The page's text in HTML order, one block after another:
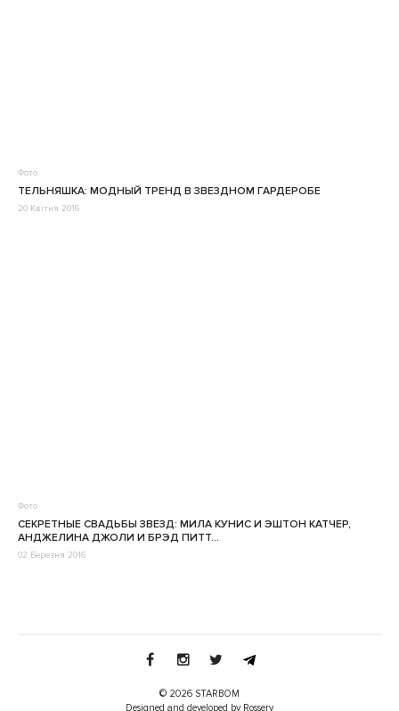
Фото
ТЕЛЬНЯШКА: МОДНЫЙ ТРЕНД В ЗВЕЗДНОМ ГАРДЕРОБЕ
20 Квітня 2016
Фото
СЕКРЕТНЫЕ СВАДЬБЫ ЗВЕЗД: МИЛА КУНИС И ЭШТОН КАТЧЕР,
АНДЖЕЛИНА ДЖОЛИ И БРЭД ПИТТ…
02 Березня 2016
© 2026 STARBOM
Designed and developed by Rossery